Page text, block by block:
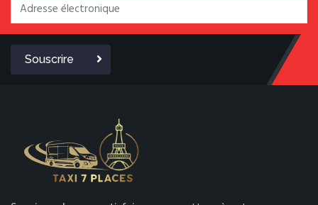
Souscrire